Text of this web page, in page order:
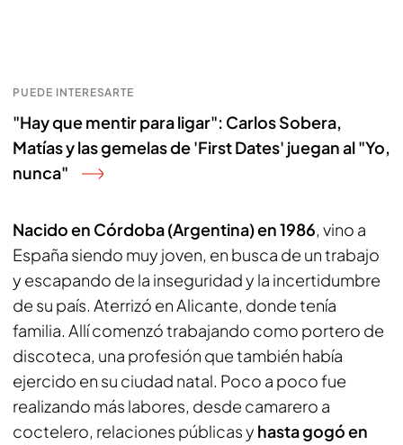
PUEDE INTERESARTE
"Hay que mentir para ligar": Carlos Sobera,
Matías y las gemelas de 'First Dates' juegan al "Yo,
nunca"
Nacido en Córdoba (Argentina) en 1986, vino a
España siendo muy joven, en busca de un trabajo
y escapando de la inseguridad y la incertidumbre
de su país. Aterrizó en Alicante, donde tenía
familia. Allí comenzó trabajando como portero de
discoteca, una profesión que también había
ejercido en su ciudad natal. Poco a poco fue
realizando más labores, desde camarero a
coctelero, relaciones públicas y hasta gogó en